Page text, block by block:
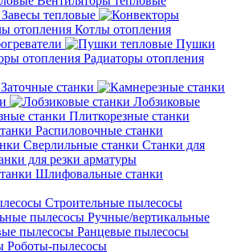
Завесы тепловые
Котлы отопления
Пушки
Радиаторы отопления
Заточные станки
Лобзиковые
Плиткорезные станки
Распиловочные станки
Сверлильные станки Станки для
для резки арматуры
Шлифовальные станки
Строительные пылесосы
Ручные/вертикальные
Ранцевые пылесосы
Роботы-пылесосы